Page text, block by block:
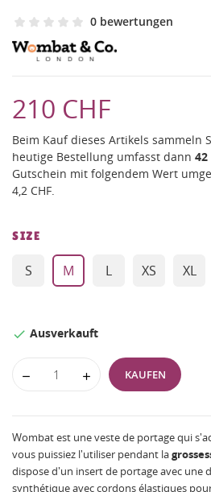
0 bewertungen
210 CHF
Beim Kauf dieses Artikels sammeln
heutige Bestellung umfasst dann 42
Gutschein mit folgendem Wert
4,2 CHF.
SIZE
S M L XS XL
 Ausverkauft
KAUFEN
Wombat est une veste de portage qui
vous puissiez l'utiliser pendant la
dispose d'un insert de portage avec une
synthétique avec cordons élastiques